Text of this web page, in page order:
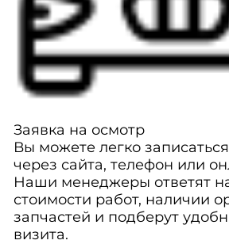
Заявка на осмотр
Вы можете легко
через сайта, телефон или
Наши менеджеры ответят
стоимости работ, наличии
запчастей и подберут
визита.